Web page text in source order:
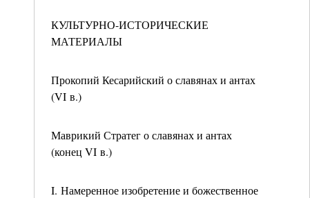
КУЛЬТУРНО-ИСТОРИЧЕСКИЕ
МАТЕРИАЛЫ
Прокопий Кесарийский о славянах и антах
(VI в.)
Маврикий Стратег о славянах и антах
(конец VI в.)
I. Намеренное изобретение и божественное